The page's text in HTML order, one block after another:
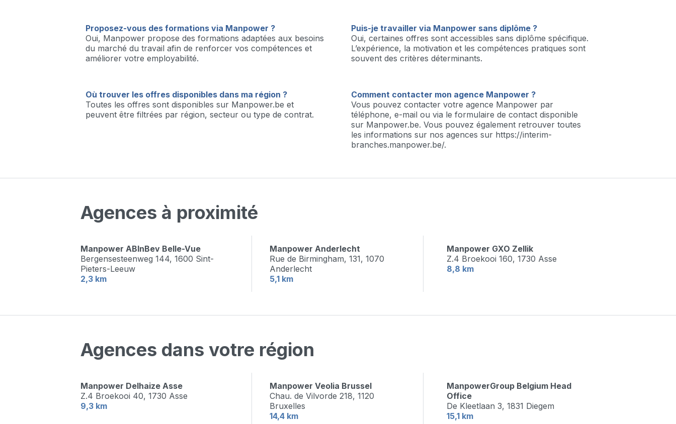
Proposez-vous des formations via Manpower ?
Oui, Manpower propose des formations adaptées aux besoins
du marché du travail afin de renforcer vos compétences et
améliorer votre employabilité.
Puis-je travailler via Manpower sans diplôme ?
Oui, certaines offres sont accessibles sans diplôme spécifique.
L’expérience, la motivation et les compétences pratiques sont
souvent des critères déterminants.
Où trouver les offres disponibles dans ma région ?
Toutes les offres sont disponibles sur Manpower.be et
peuvent être filtrées par région, secteur ou type de contrat.
Comment contacter mon agence Manpower ?
Vous pouvez contacter votre agence Manpower par
téléphone, e-mail ou via le formulaire de contact disponible
sur Manpower.be. Vous pouvez également retrouver toutes
les informations sur nos agences sur https://interim-
branches.manpower.be/.
Agences à proximité
Manpower ABInBev Belle-Vue
Bergensesteenweg 144, 1600 Sint-
Pieters-Leeuw
2,3 km
Manpower Anderlecht
Rue de Birmingham, 131, 1070
Anderlecht
5,1 km
Manpower GXO Zellik
Z.4 Broekooi 160, 1730 Asse
8,8 km
Agences dans votre région
Manpower Delhaize Asse
Z.4 Broekooi 40, 1730 Asse
9,3 km
Manpower Veolia Brussel
Chau. de Vilvorde 218, 1120
Bruxelles
14,4 km
ManpowerGroup Belgium Head
Office
De Kleetlaan 3, 1831 Diegem
15,1 km